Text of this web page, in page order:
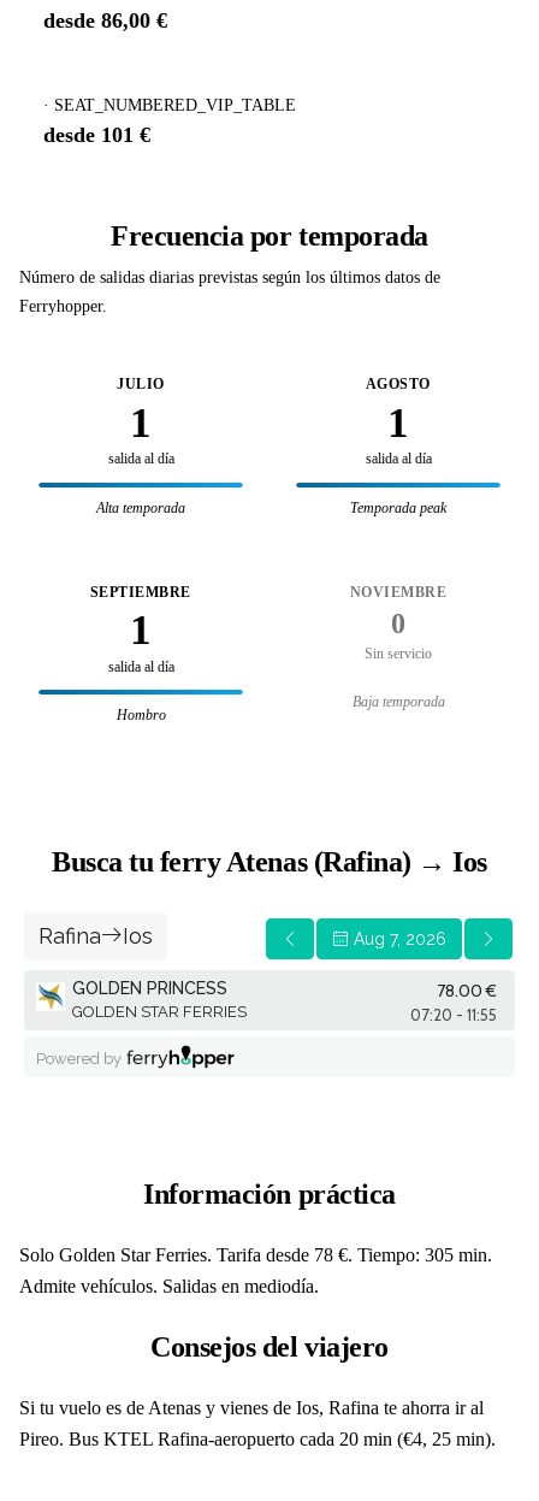
desde 86,00 €
· SEAT_NUMBERED_VIP_TABLE
desde 101 €
Frecuencia por temporada
Número de salidas diarias previstas según los últimos datos de
Ferryhopper.
JULIO
1
salida al día
Alta temporada
AGOSTO
1
salida al día
Temporada peak
SEPTIEMBRE
1
salida al día
Hombro
NOVIEMBRE
0
Sin servicio
Baja temporada
Busca tu ferry Atenas (Rafina) → Ios
Información práctica
Solo Golden Star Ferries. Tarifa desde 78 €. Tiempo: 305 min.
Admite vehículos. Salidas en mediodía.
Consejos del viajero
Si tu vuelo es de Atenas y vienes de Ios, Rafina te ahorra ir al
Pireo. Bus KTEL Rafina-aeropuerto cada 20 min (€4, 25 min).